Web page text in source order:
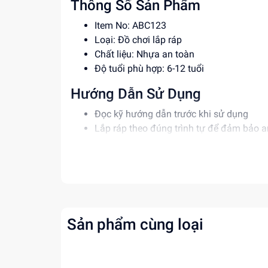
Thông Số Sản Phẩm
Item No: ABC123
Loại: Đồ chơi lắp ráp
Chất liệu: Nhựa an toàn
Độ tuổi phù hợp: 6-12 tuổi
Hướng Dẫn Sử Dụng
Đọc kỹ hướng dẫn trước khi sử dụng
Lắp ráp theo đúng trình tự để đảm bảo
Tăng cường khả năng tập trung và quan
Sản phẩm cùng loại